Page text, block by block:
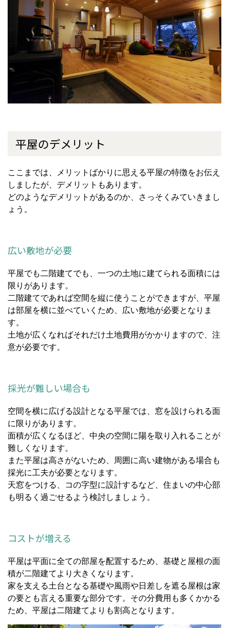
平屋のデメリット
ここまでは、メリットばかりに思える平屋の特徴をお伝え
しましたが、デメリットもあります。
どのようなデメリットがあるのか、さっそくみていきまし
ょう。
広い敷地が必要
平屋でも 二階建てでも、一つの土地に建てられる面積には
限りがあります。
二階建てであれば空間を縦に使うことができますが、平屋
は部屋を横に並べていくため、広い敷地が必要となりま
す。
土地が広くなればそれだけ土地費用がかかりますので、注
意が必要です。
採光が難しい場合も
空間を横に広げる設計となる平屋では、窓を設けられる面
に限りがあります。
面積が広くなるほど、中央の空間に陽を取り入れることが
難しくなります。
また平屋は高さがないため、周囲に高い建物がある場合も
採光に工夫が必要となります。
天窓をつける、コの字型に設計するなど、住まいの中心部
も明るく過ごせるよう検討しましょう。
コストが増える
平屋は平面に全ての部屋を配置するため、基礎と屋根の面
積が二階建てより大きくなります。
家を支える土台となる基礎や風雨や日差しを遮る屋根は家
の要とも言える重要な部分です。その分費用も多くかかる
ため、平屋は二階建てよりも割高となります。